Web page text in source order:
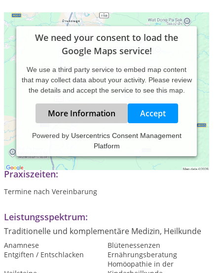
We need your consent to load the
Google Maps service!
We use a third party service to embed map content
that may collect data about your activity. Please review
the details and accept the service to see this map.
More Information Accept
Powered by Usercentrics Consent Management
Platform
Mobile Heilpraktikerin und Tierheilpraktikerin
Praxiszeiten:
Termine nach Vereinbarung
Leistungsspektrum:
Traditionelle und komplementäre Medizin, Heilkunde
Anamnese
Blütenessenzen
Entgiften / Entschlacken
Ernährungsberatung
Homöopathie in der